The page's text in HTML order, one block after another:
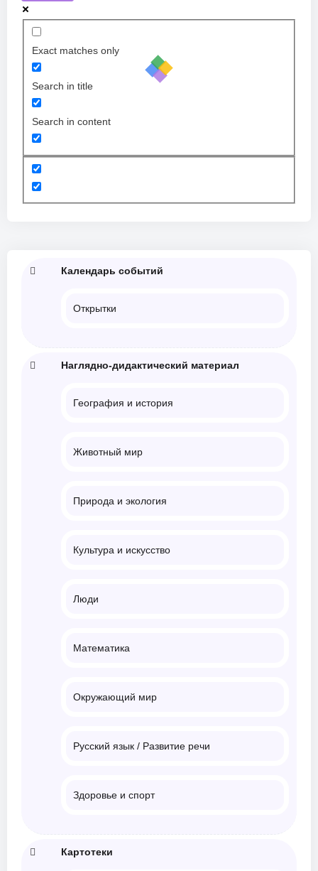
Exact matches only
Search in title
Search in content
Календарь событий
Открытки
Наглядно-дидактический материал
География и история
Животный мир
Природа и экология
Культура и искусство
Люди
Математика
Окружающий мир
Русский язык / Развитие речи
Здоровье и спорт
Картотеки